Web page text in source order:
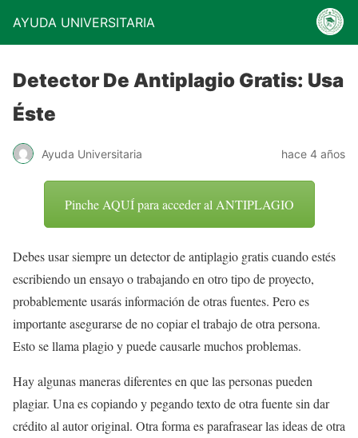
AYUDA UNIVERSITARIA
Detector De Antiplagio Gratis: Usa
Éste
Ayuda Universitaria hace 4 años
Pinche AQUÍ para acceder al ANTIPLAGIO
Debes usar siempre un detector de antiplagio gratis cuando estés
escribiendo un ensayo o trabajando en otro tipo de proyecto,
probablemente usarás información de otras fuentes. Pero es
importante asegurarse de no copiar el trabajo de otra persona.
Esto se llama plagio y puede causarle muchos problemas.
Hay algunas maneras diferentes en que las personas pueden
plagiar. Una es copiando y pegando texto de otra fuente sin dar
crédito al autor original. Otra forma es parafrasear las ideas de otra